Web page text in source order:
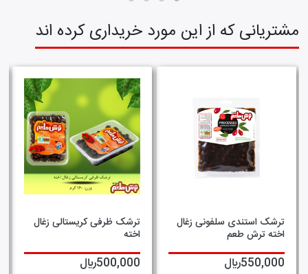
مشتریانی که از این مورد خریداری کرده اند
ترشک استندی سلفونی زغال
اخته ترش طعم
550,000ريال
ترشک ظرفی کریستالی زغال
اخته
500,000ريال